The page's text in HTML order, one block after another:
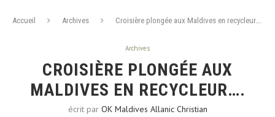
Accueil Archives Croisière plongée aux Maldives en recycleur….
Archives
CROISIÈRE PLONGÉE AUX
MALDIVES EN RECYCLEUR….
écrit par OK Maldives Allanic Christian